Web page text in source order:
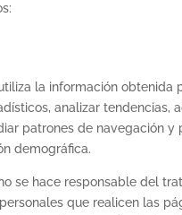
la información obtenida
analizar tendencias,
patrones de navegación y
demográfica.
se hace responsable del
que realicen las